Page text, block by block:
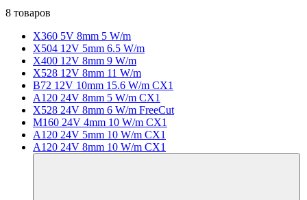
8 товаров
X360 5V 8mm 5 W/m
X504 12V 5mm 6.5 W/m
X400 12V 8mm 9 W/m
X528 12V 8mm 11 W/m
B72 12V 10mm 15.6 W/m CX1
A120 24V 8mm 5 W/m CX1
X528 24V 8mm 6 W/m FreeCut
M160 24V 4mm 10 W/m CX1
A120 24V 5mm 10 W/m CX1
A120 24V 8mm 10 W/m CX1